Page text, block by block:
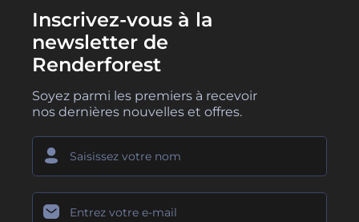
Inscrivez-vous à la
newsletter de
Renderforest
Soyez parmi les premiers à recevoir
nos dernières nouvelles et offres.